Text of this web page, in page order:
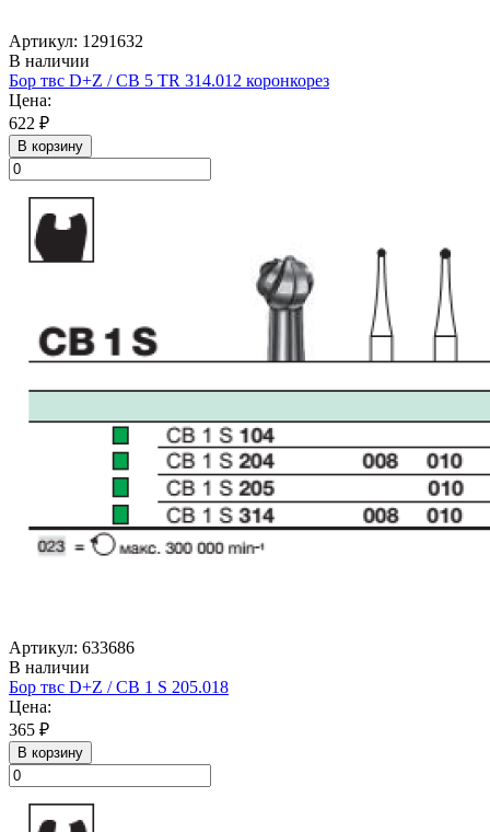
Артикул: 1291632
В наличии
Бор твс D+Z / CB 5 TR 314.012 коронкорез
Цена:
622 ₽
В корзину
Артикул: 633686
В наличии
Бор твс D+Z / CB 1 S 205.018
Цена:
365 ₽
В корзину